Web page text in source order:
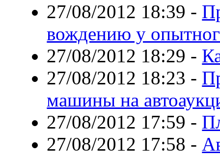
27/08/2012 18:39 -
вождению у
27/08/2012 18:29 -
27/08/2012 18:23 -
машины на
27/08/2012 17:59 -
27/08/2012 17:58 -